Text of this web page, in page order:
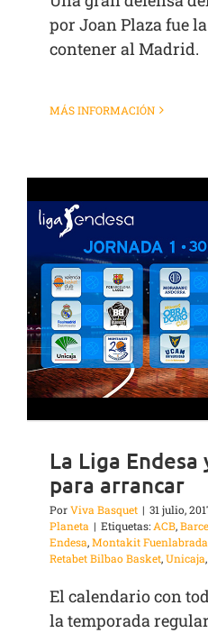
por Joan Plaza fue
contener al Madrid.
MÁS INFORMACIÓN
La Liga
para arrancar
PorViva Basquet | 31 julio,
Planeta | Etiquetas:ACB,
Endesa,Montakit Fuenlabrada
Retabet Bilbao Basket,Unicaja,
El calendario con
la temporada